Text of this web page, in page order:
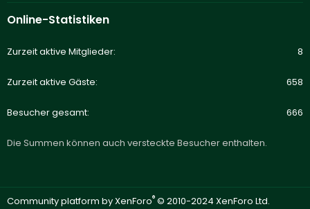
Online-Statistiken
Zurzeit aktive Mitglieder 8
Zurzeit aktive Gäste 658
Besucher gesamt 666
Die Summen können auch versteckte Besucher enthalten.
Community platform by XenForo® © 2010-2024 XenForo Ltd.